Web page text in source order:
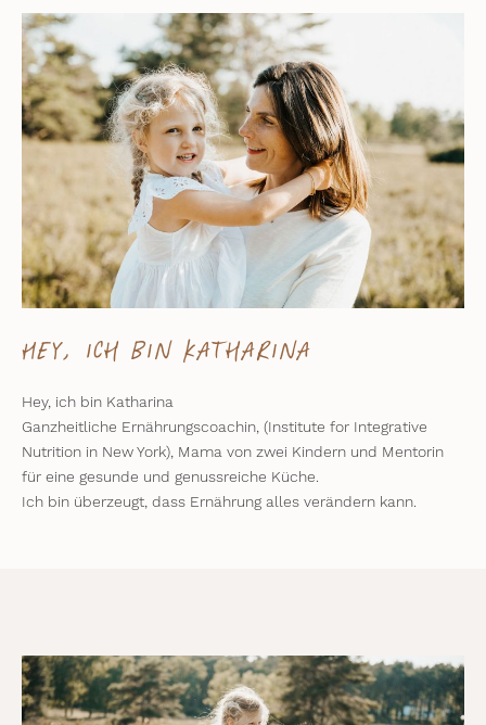
Hey, ich bin Katharina
Hey, ich bin Katharina
Ganzheitliche Ernährungscoachin, (Institute for Integrative
Nutrition in New York), Mama von zwei Kindern und Mentorin
für eine gesunde und genussreiche Küche.
Ich bin überzeugt, dass Ernährung alles verändern kann.